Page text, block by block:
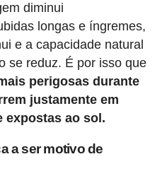
diminui
longas e íngremes,
e a capacidade natural
se reduz. É por isso que
perigosas durante
justamente em
expostas ao sol.
a ser motivo de